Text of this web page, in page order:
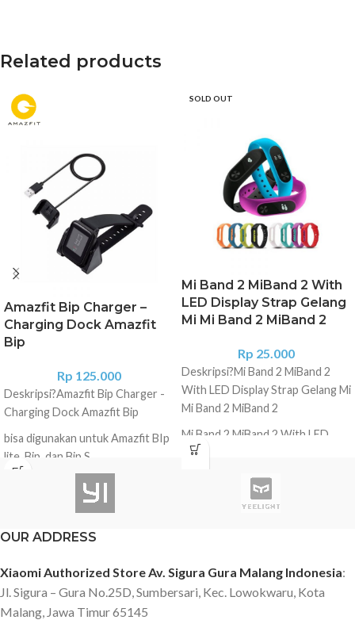
Related products
Amazfit Bip Charger –
Charging Dock Amazfit
Bip
Rp 125.000
Deskripsi?Amazfit Bip Charger -
Charging Dock Amazfit Bip
bisa digunakan untuk Amazfit BIp
lite, Bip, dan Bip S
100% Brand new and High quality.
Compact and lightweight Design,
business users. Support
circuit protection, over-charging
protection. Product Parameters:
Color: Black Length: about 1M
SOLD OUT
Mi Band 2 MiBand 2 With
LED Display Strap Gelang
Mi Mi Band 2 MiBand 2
Rp 25.000
Deskripsi?Mi Band 2 MiBand 2
With LED Display Strap Gelang Mi
Mi Band 2 MiBand 2
Mi Band 2 MiBand 2 With LED
Display Strap (OEM) Strap
Tersedia warna : Black, Pink
OUR ADDRESS
Xiaomi Authorized Store Av. Sigura Gura Malang Indonesia:
Jl. Sigura – Gura No.25D, Sumbersari, Kec. Lowokwaru, Kota
Malang, Jawa Timur 65145